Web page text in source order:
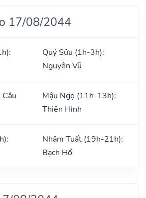
17/08/2044
Quý Sửu (1h-3h):
Nguyên Vũ
Mậu Ngọ (11h-13h):
Thiên Hình
Nhâm Tuất (19h-21h):
Bạch Hổ